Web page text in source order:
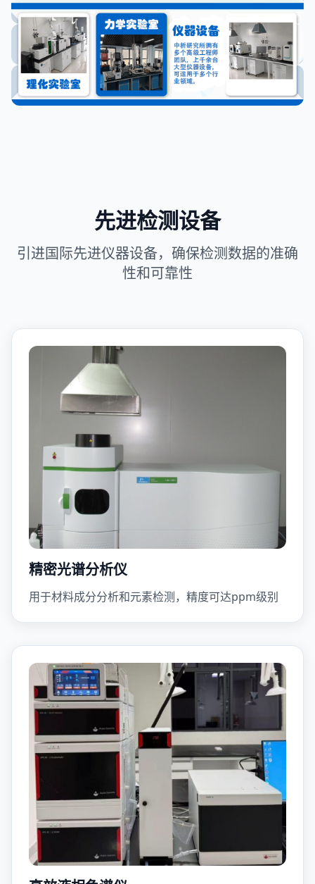
先进检测设备
引进国际先进仪器设备，确保检测数据的准确
性和可靠性
精密光谱分析仪
用于材料成分分析和元素检测，精度可达ppm级别